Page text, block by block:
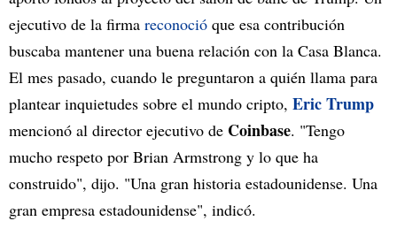
ejecutivo de la firma reconoció que esa contribución
buscaba mantener una buena relación con la Casa Blanca.
El mes pasado, cuando le preguntaron a quién llama para
plantear inquietudes sobre el mundo cripto, Eric Trump
mencionó al director ejecutivo de Coinbase. "Tengo
mucho respeto por Brian Armstrong y lo que ha
construido", dijo. "Una gran historia estadounidense. Una
gran empresa estadounidense", indicó.